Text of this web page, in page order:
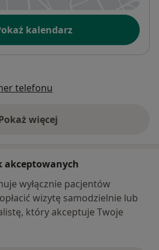
kalendarz
telefonu
więcej
o adresie
akceptowanych
wyłącznie pacjentów
wizytę samodzielnie lub
który akceptuje Twoje